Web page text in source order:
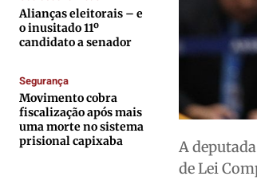
Contato
Anuncie
Termos de Uso
Privacidade
Contato
Anuncie
Termos de Uso
Privacidade
Contato
Anuncie
Termos de Uso
Privacidade
Contato
Anuncie
Termos de Uso
Privacidade
Alianças eleitorais – e
o inusitado 11º
candidato a senador
Segurança
Movimento cobra
fiscalização após mais
uma morte no sistema
prisional capixaba
A
de Lei